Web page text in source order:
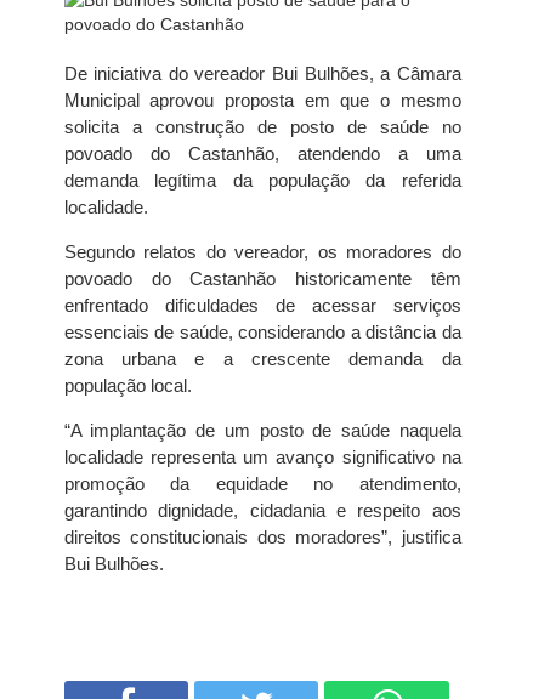
De iniciativa do vereador Bui Bulhões, a Câmara
Municipal aprovou proposta em que o mesmo
solicita a construção de posto de saúde no
povoado do Castanhão, atendendo a uma
demanda legítima da população da referida
localidade.
Segundo relatos do vereador, os moradores do
povoado do Castanhão historicamente têm
enfrentado dificuldades de acessar serviços
essenciais de saúde, considerando a distância da
zona urbana e a crescente demanda da
população local.
“A implantação de um posto de saúde naquela
localidade representa um avanço significativo na
promoção da equidade no atendimento,
garantindo dignidade, cidadania e respeito aos
direitos constitucionais dos moradores”, justifica
Bui Bulhões.